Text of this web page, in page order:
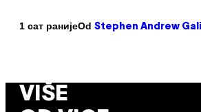
1 сат ранијеOd Stephen Andrew
VIŠE